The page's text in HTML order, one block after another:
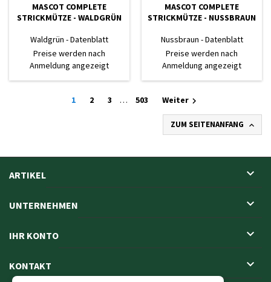
MASCOT COMPLETE
STRICKMÜTZE - WALDGRÜN
Waldgrün - Datenblatt
Preise werden nach
Anmeldung angezeigt
MASCOT COMPLETE
STRICKMÜTZE - NUSSBRAUN
Nussbraun - Datenblatt
Preise werden nach
Anmeldung angezeigt
1 2 3 … 503 Weiter 
ZUM SEITENANFANG 
ARTIKEL 
UNTERNEHMEN 
IHR KONTO 
KONTAKT 